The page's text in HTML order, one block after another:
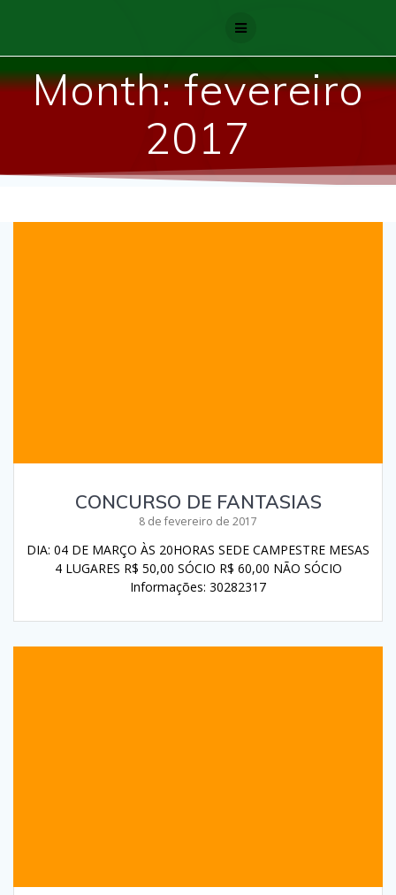
Month:fevereiro
2017
CONCURSO DE FANTASIAS
8 de fevereiro de 2017
DIA: 04 DE MARÇO ÀS 20HORAS SEDE CAMPESTRE MESAS
4 LUGARES R$ 50,00 SÓCIO R$ 60,00 NÃO SÓCIO
Informações: 30282317